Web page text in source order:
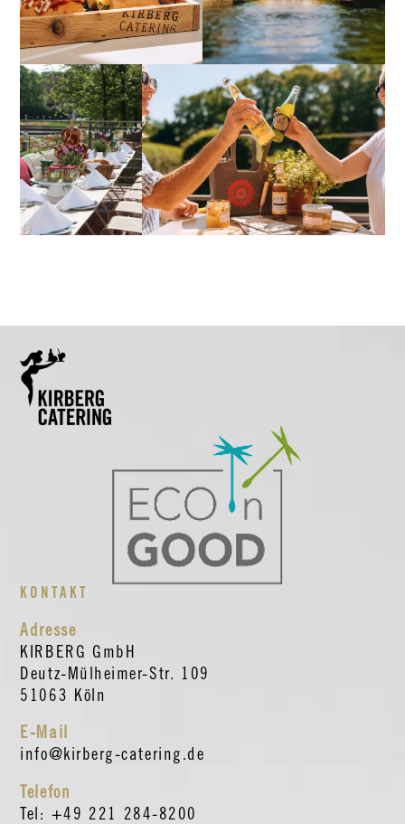
KONTAKT
Adresse
KIRBERG GmbH
Deutz-Mülheimer-Str. 109
51063 Köln
E-Mail
info@kirberg-catering.de
Telefon
Tel: +49 221 284-8200